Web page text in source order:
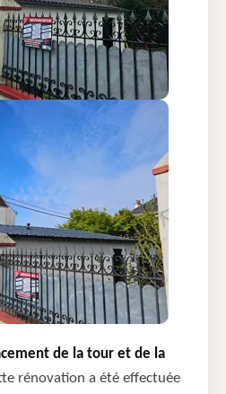
de la tour et de la
rénovation a été effectuée